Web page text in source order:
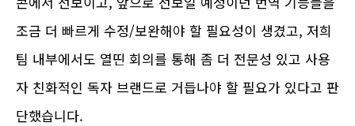
조금 더 빠르게 수정/보완해야 할 필요성이 생겼고, 저희
팀 내부에서도 열띤 회의를 통해 좀 더 전문성 있고 사용
자 친화적인 독자 브랜드로 거듭나야 할 필요가 있다고 판
단했습니다.